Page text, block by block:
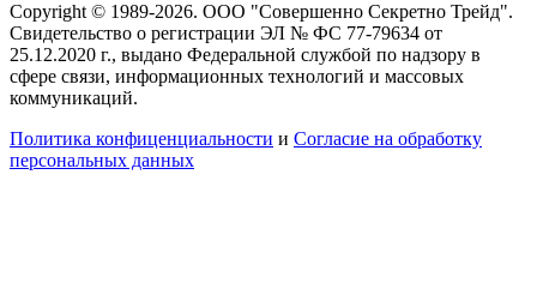
Copyright © 1989-2026. ООО "Совершенно Секретно Трейд".
Свидетельство о регистрации ЭЛ № ФС 77-79634 от
25.12.2020 г., выдано Федеральной службой по надзору в
сфере связи, информационных технологий и массовых
коммуникаций.
Политика конфиценциальности и Согласие на обработку
персональных данных